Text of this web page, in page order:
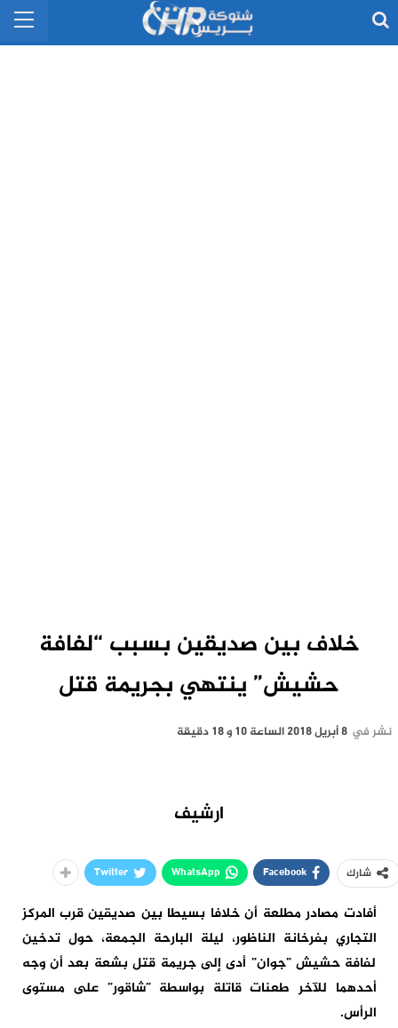
خلاف بين صديقين بسبب “لفافة
حشيش” ينتهي بجريمة قتل
نشر في 8 أبريل 2018 الساعة 10 و 18 دقيقة
ارشيف
شارك Facebook
WhatsApp
Twitter
أفادت مصادر مطلعة أن خلافا بسيطا بين صديقين قرب المركز
التجاري بفرخانة الناظور، ليلة البارحة الجمعة، حول تدخين
لفافة حشيش ”جوان” أدى إلى جريمة قتل بشعة بعد أن وجه
أحدهما للآخر طعنات قاتلة بواسطة ”شاقور” على مستوى
الرأس.